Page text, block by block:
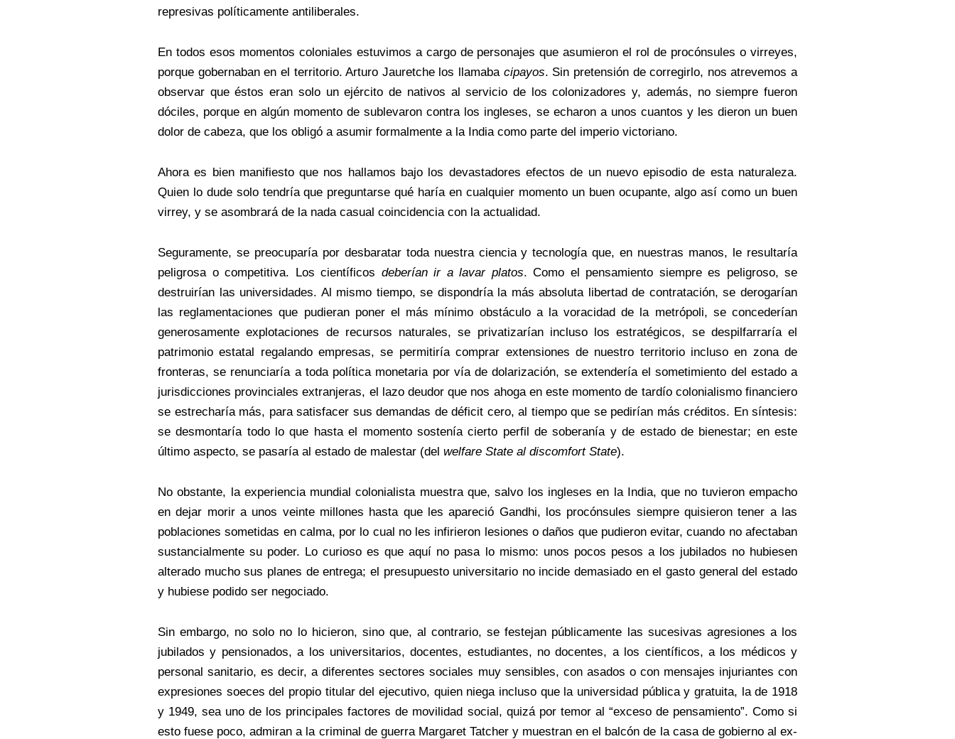
represivas políticamente antiliberales.
En todos esos momentos coloniales estuvimos a cargo de personajes que asumieron el rol de procónsules o virreyes,
porque gobernaban en el territorio. Arturo Jauretche los llamaba cipayos. Sin pretensión de corregirlo, nos atrevemos a
observar que éstos eran solo un ejército de nativos al servicio de los colonizadores y, además, no siempre fueron
dóciles, porque en algún momento de sublevaron contra los ingleses, se echaron a unos cuantos y les dieron un buen
dolor de cabeza, que los obligó a asumir formalmente a la India como parte del imperio victoriano.
Ahora es bien manifiesto que nos hallamos bajo los devastadores efectos de un nuevo episodio de esta naturaleza.
Quien lo dude solo tendría que preguntarse qué haría en cualquier momento un buen ocupante, algo así como un buen
virrey, y se asombrará de la nada casual coincidencia con la actualidad.
Seguramente, se preocuparía por desbaratar toda nuestra ciencia y tecnología que, en nuestras manos, le resultaría
peligrosa o competitiva. Los científicos deberían ir a lavar platos. Como el pensamiento siempre es peligroso, se
destruirían las universidades. Al mismo tiempo, se dispondría la más absoluta libertad de contratación, se derogarían
las reglamentaciones que pudieran poner el más mínimo obstáculo a la voracidad de la metrópoli, se concederían
generosamente explotaciones de recursos naturales, se privatizarían incluso los estratégicos, se despilfarraría el
patrimonio estatal regalando empresas, se permitiría comprar extensiones de nuestro territorio incluso en zona de
fronteras, se renunciaría a toda política monetaria por vía de dolarización, se extendería el sometimiento del estado a
jurisdicciones provinciales extranjeras, el lazo deudor que nos ahoga en este momento de tardío colonialismo financiero
se estrecharía más, para satisfacer sus demandas de déficit cero, al tiempo que se pedirían más créditos. En síntesis:
se desmontaría todo lo que hasta el momento sostenía cierto perfil de soberanía y de estado de bienestar; en este
último aspecto, se pasaría al estado de malestar (del welfare State al discomfort State).
No obstante, la experiencia mundial colonialista muestra que, salvo los ingleses en la India, que no tuvieron empacho
en dejar morir a unos veinte millones hasta que les apareció Gandhi, los procónsules siempre quisieron tener a las
poblaciones sometidas en calma, por lo cual no les infirieron lesiones o daños que pudieron evitar, cuando no afectaban
sustancialmente su poder. Lo curioso es que aquí no pasa lo mismo: unos pocos pesos a los jubilados no hubiesen
alterado mucho sus planes de entrega; el presupuesto universitario no incide demasiado en el gasto general del estado
y hubiese podido ser negociado.
Sin embargo, no solo no lo hicieron, sino que, al contrario, se festejan públicamente las sucesivas agresiones a los
jubilados y pensionados, a los universitarios, docentes, estudiantes, no docentes, a los científicos, a los médicos y
personal sanitario, es decir, a diferentes sectores sociales muy sensibles, con asados o con mensajes injuriantes con
expresiones soeces del propio titular del ejecutivo, quien niega incluso que la universidad pública y gratuita, la de 1918
y 1949, sea uno de los principales factores de movilidad social, quizá por temor al “exceso de pensamiento”. Como si
esto fuese poco, admiran a la criminal de guerra Margaret Tatcher y muestran en el balcón de la casa de gobierno al ex-